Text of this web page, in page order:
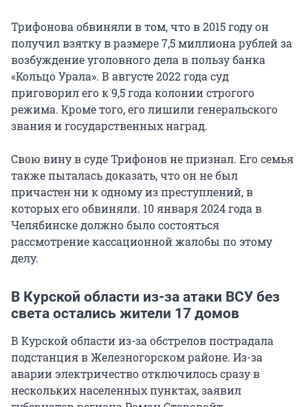
Трифонова обвиняли в том, что в 2015 году он
получил взятку в размере 7,5 миллиона рублей за
возбуждение уголовного дела в пользу банка
«Кольцо Урала». В августе 2022 года суд
приговорил его к 9,5 года колонии строгого
режима. Кроме того, его лишили генеральского
звания и государственных наград.
Свою вину в суде Трифонов не признал. Его семья
также пыталась доказать, что он не был
причастен ни к одному из преступлений, в
которых его обвиняли. 10 января 2024 года в
Челябинске должно было состояться
рассмотрение кассационной жалобы по этому
делу.
В Курской области из-за атаки ВСУ без
света остались жители 17 домов
В Курской области из-за обстрелов пострадала
подстанция в Железногорском районе. Из-за
аварии электричество отключилось сразу в
нескольких населенных пунктах, заявил